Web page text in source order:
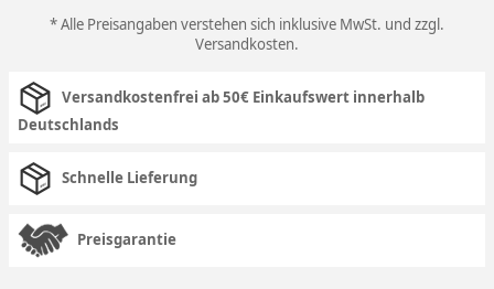
* Alle Preisangaben verstehen sich inklusive MwSt. und zzgl.
Versandkosten.
Versandkostenfrei ab 50€ Einkaufswert innerhalb
Deutschlands
Schnelle Lieferung
Preisgarantie